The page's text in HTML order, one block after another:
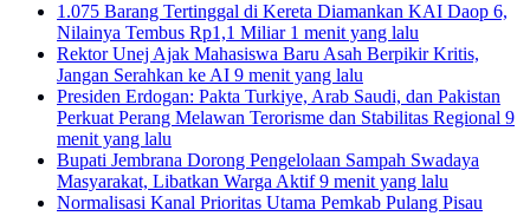
1.075 Barang Tertinggal di Kereta Diamankan KAI Daop 6,
Nilainya Tembus Rp1,1 Miliar 1 menit yang lalu
Rektor Unej Ajak Mahasiswa Baru Asah Berpikir Kritis,
Jangan Serahkan ke AI 9 menit yang lalu
Presiden Erdogan: Pakta Turkiye, Arab Saudi, dan Pakistan
Perkuat Perang Melawan Terorisme dan Stabilitas Regional 9
menit yang lalu
Bupati Jembrana Dorong Pengelolaan Sampah Swadaya
Masyarakat, Libatkan Warga Aktif9 menit yang lalu
Normalisasi Kanal Prioritas Utama Pemkab Pulang Pisau